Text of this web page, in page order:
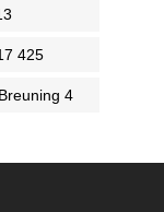
425
4